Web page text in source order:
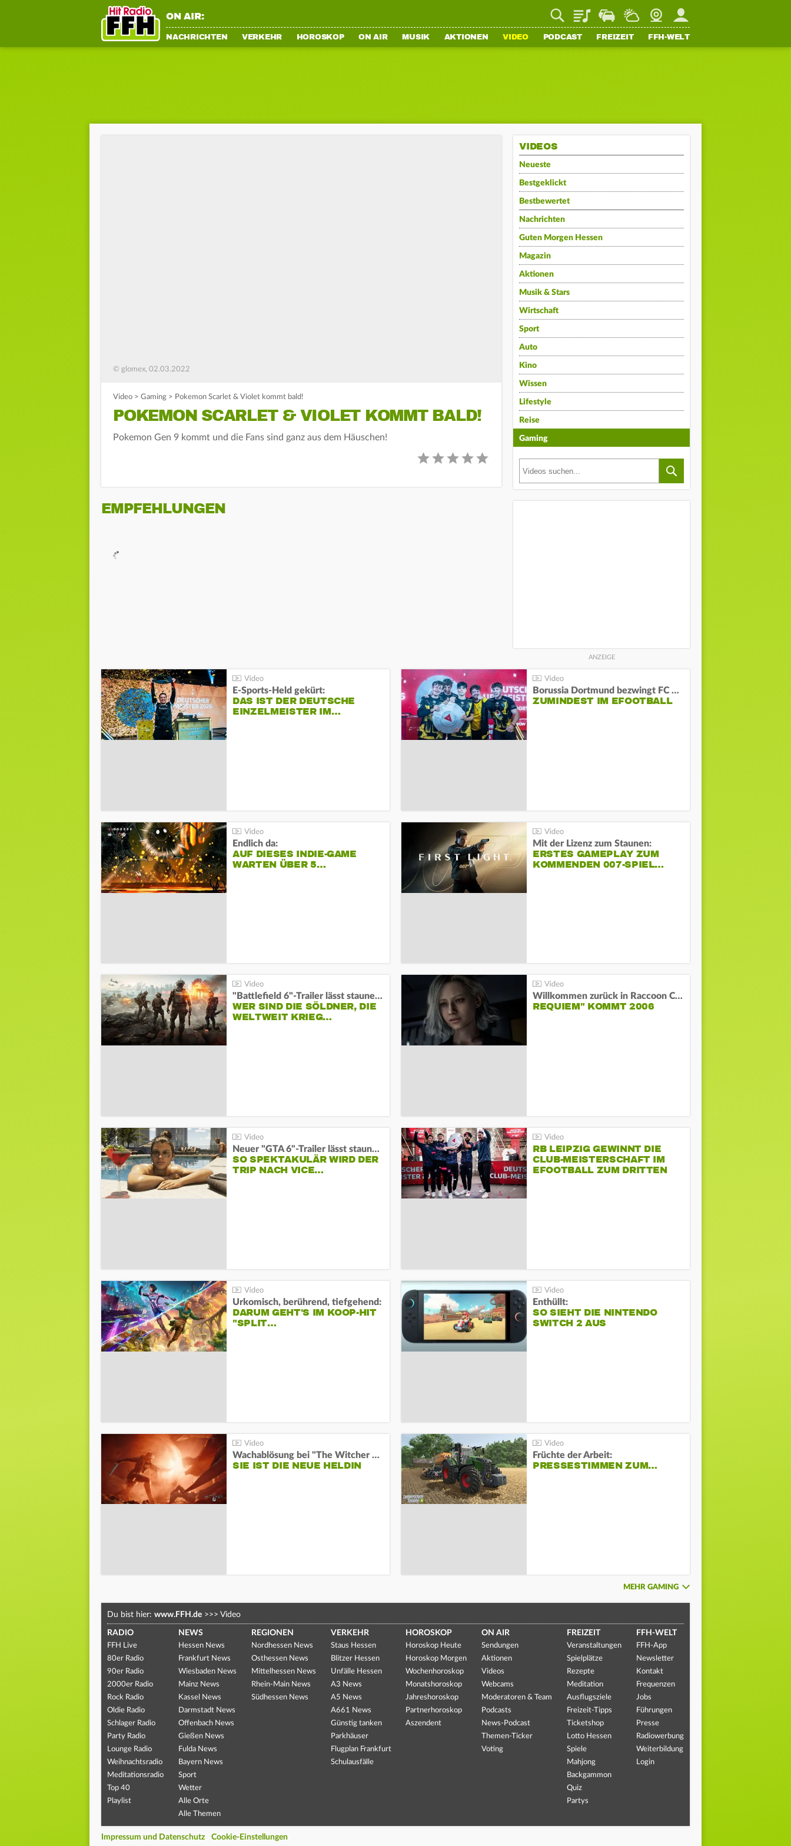
ON AIR: PlaylistStaupilotWetterWebcamMein FFH
NACHRICHTEN VERKEHR HOROSKOP ON AIR MUSIK AKTIONEN VIDEO PODCAST FREIZEIT FFH-WELT
© glomex, 02.03.2022
Video > Gaming > Pokemon Scarlet & Violet kommt bald!
POKEMON SCARLET & VIOLET KOMMT BALD!
Pokemon Gen 9 kommt und die Fans sind ganz aus dem Häuschen!
EMPFEHLUNGEN
VIDEOS
Neueste
Bestgeklickt
Bestbewertet
Nachrichten
Guten Morgen Hessen
Magazin
Aktionen
Musik & Stars
Wirtschaft
Sport
Auto
Kino
Wissen
Lifestyle
Reise
Gaming
E-Sports-Held gekürt:
DAS IST DER DEUTSCHE
EINZELMEISTER IM…
Borussia Dortmund bezwingt FC Bayern und gewinnt die Meisterschaft
ZUMINDEST IM EFOOTBALL
Endlich da:
AUF DIESES INDIE-GAME
WARTEN ÜBER 5…
Mit der Lizenz zum Staunen:
ERSTES GAMEPLAY ZUM
KOMMENDEN 007-SPIEL…
"Battlefield 6"-Trailer lässt staunen und rätseln:
WER SIND DIE SÖLDNER, DIE
WELTWEIT KRIEG…
Willkommen zurück in Raccoon City! "Resident Evil:
REQUIEM" KOMMT 2006
Neuer "GTA 6"-Trailer lässt staunen:
SO SPEKTAKULÄR WIRD DER
TRIP NACH VICE…
RB LEIPZIG GEWINNT DIE
CLUB-MEISTERSCHAFT IM
EFOOTBALL ZUM DRITTEN
Urkomisch, berührend, tiefgehend:
DARUM GEHT'S IM KOOP-HIT
"SPLIT…
Enthüllt:
SO SIEHT DIE NINTENDO
SWITCH 2 AUS
Wachablösung bei "The Witcher 4":
SIE IST DIE NEUE HELDIN
Früchte der Arbeit:
PRESSESTIMMEN ZUM…
MEHR GAMING
Du bist hier: www.FFH.de >>> Video
RADIO
FFH Live
80er Radio
90er Radio
2000er Radio
Rock Radio
Oldie Radio
Schlager Radio
Party Radio
Lounge Radio
Weihnachtsradio
Meditationsradio
Top 40
Playlist
NEWS
Hessen News
Frankfurt News
Wiesbaden News
Mainz News
Kassel News
Darmstadt News
Offenbach News
Gießen News
Fulda News
Bayern News
Sport
Wetter
Alle Orte
Alle Themen
REGIONEN
Nordhessen News
Osthessen News
Mittelhessen News
Rhein-Main News
Südhessen News
VERKEHR
Staus Hessen
Blitzer Hessen
Unfälle Hessen
A3 News
A5 News
A661 News
Günstig tanken
Parkhäuser
Flugplan Frankfurt
Schulausfälle
HOROSKOP
Horoskop Heute
Horoskop Morgen
Wochenhoroskop
Monatshoroskop
Jahreshoroskop
Partnerhoroskop
Aszendent
ON AIR
Sendungen
Aktionen
Videos
Webcams
Moderatoren & Team
Podcasts
News-Podcast
Themen-Ticker
Voting
FREIZEIT
Veranstaltungen
Spielplätze
Rezepte
Meditation
Ausflugsziele
Freizeit-Tipps
Ticketshop
Lotto Hessen
Spiele
Mahjong
Backgammon
Quiz
Partys
FFH-WELT
FFH-App
Newsletter
Kontakt
Frequenzen
Jobs
Führungen
Presse
Radiowerbung
Weiterbildung
Login
Impressum und Datenschutz Cookie-Einstellungen